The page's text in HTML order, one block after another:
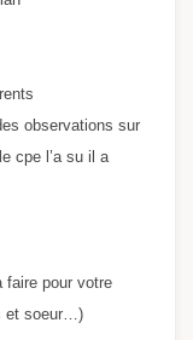
observations sur
cpe l’a su il a
faire pour votre
et soeur…)